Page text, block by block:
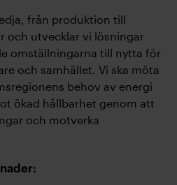
från produktion till
och utvecklar vi lösningar
omställningarna till nytta för
och samhället. Vi ska möta
behov av energi
ökad hållbarhet genom att
och motverka